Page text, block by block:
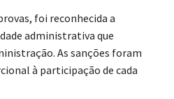
foi reconhecida a
administrativa que
As sanções foram
à participação de cada